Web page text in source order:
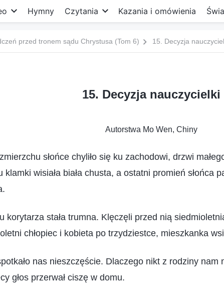
Hymny Czytania Kazania i omówienia
przed tronem sądu Chrystusa (Tom 6) 15. Decyzja
15. Decyzja nauczycielki
Autorstwa Mo Wen, Chiny
słońce chyliło się ku zachodowi, drzwi
klamki wisiała biała chusta, a ostatni promień słońca
korytarza stała trumna. Klęczęli przed nią
chłopiec i kobieta po trzydziestce, mieszkanka
nas nieszczęście. Dlaczego nikt z rodziny nam
głos przerwał ciszę w domu.